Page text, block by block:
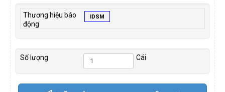
Thương hiệu báo
động
IDSM
Số lượng Cái